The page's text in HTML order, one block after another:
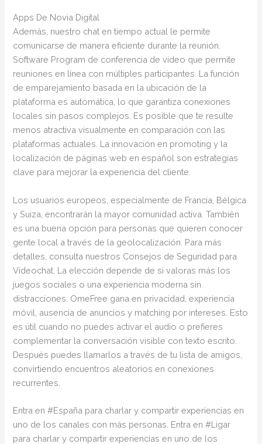
Apps De Novia Digital
Además, nuestro chat en tiempo actual le permite
comunicarse de manera eficiente durante la reunión.
Software Program de conferencia de video que permite
reuniones en línea con múltiples participantes. La función
de emparejamiento basada en la ubicación de la
plataforma es automática, lo que garantiza conexiones
locales sin pasos complejos. Es posible que te resulte
menos atractiva visualmente en comparación con las
plataformas actuales. La innovación en promoting y la
localización de páginas web en español son estrategias
clave para mejorar la experiencia del cliente.
Los usuarios europeos, especialmente de Francia, Bélgica
y Suiza, encontrarán la mayor comunidad activa. También
es una buena opción para personas que quieren conocer
gente local a través de la geolocalización. Para más
detalles, consulta nuestros Consejos de Seguridad para
Videochat. La elección depende de si valoras más los
juegos sociales o una experiencia moderna sin
distracciones. OmeFree gana en privacidad, experiencia
móvil, ausencia de anuncios y matching por intereses. Esto
es útil cuando no puedes activar el audio o prefieres
complementar la conversación visible con texto escrito.
Después puedes llamarlos a través de tu lista de amigos,
convirtiendo encuentros aleatorios en conexiones
recurrentes.
Entra en #España para charlar y compartir experiencias en
uno de los canales con más personas. Entra en #Ligar
para charlar y compartir experiencias en uno de los